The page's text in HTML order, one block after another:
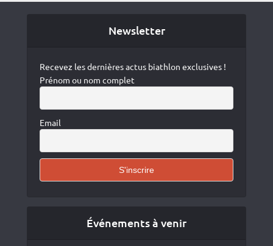
Newsletter
Recevez les dernières actus biathlon exclusives !
Prénom ou nom complet
Email
Événements à venir